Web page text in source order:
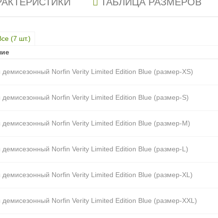
ТАБЛИЦА РАЗМЕРОВ
(7 шт.)
демисезонный Norfin Verity Limited Edition Blue (размер-XS)
демисезонный Norfin Verity Limited Edition Blue (размер-S)
демисезонный Norfin Verity Limited Edition Blue (размер-M)
демисезонный Norfin Verity Limited Edition Blue (размер-L)
демисезонный Norfin Verity Limited Edition Blue (размер-XL)
демисезонный Norfin Verity Limited Edition Blue (размер-XXL)